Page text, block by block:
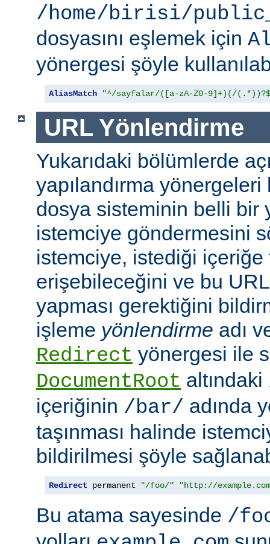
/home/birisi/
dosyasını eşlemek için
yönergesi şöyle
AliasMatch "^/sayfalar/([a-zA-Z0-9]+)(/
URL Yönlendirme
Yukarıdaki bölümlerde
yapılandırma yönergeleri
dosya sisteminin belli bir
istemciye göndermesini
istemciye, istediği içeriğe
erişebileceğini ve bu
yapması gerektiğini
işleme yönlendirme adı
Redirect yönergesi ile
DocumentRoot altındaki
içeriğinin /bar/ adında
taşınması halinde
bildirilmesi şöyle
Redirect permanent "/foo/" "http://
Bu atama sayesinde /